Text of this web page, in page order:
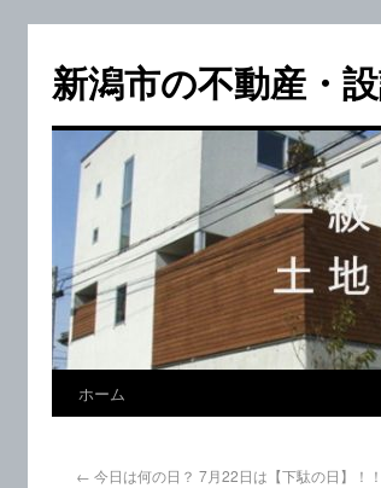
新潟市の不動産・
ホーム
← 今日は何の日？ 7月22日は【下駄の日】！！